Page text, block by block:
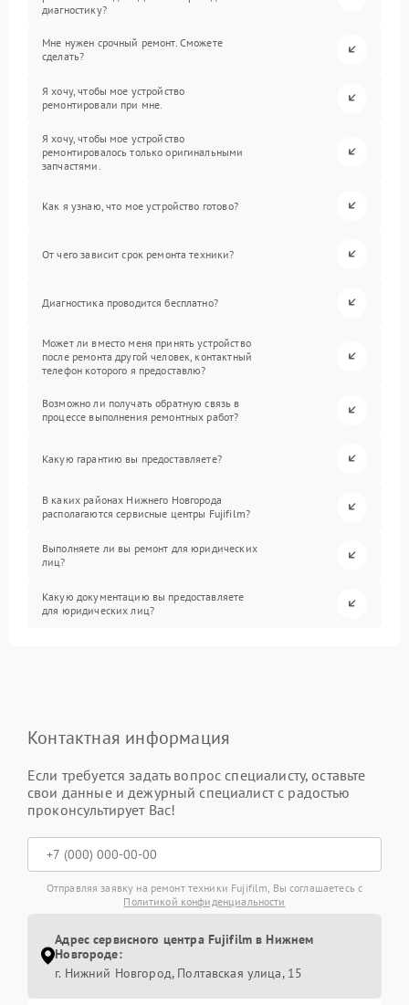
диагностику?
Мне нужен срочный ремонт. Сможете
сделать?
Я хочу, чтобы мое устройство
ремонтировали при мне.
Я хочу, чтобы мое устройство
ремонтировалось только оригинальными
запчастями.
Как я узнаю, что мое устройство готово?
От чего зависит срок ремонта техники?
Диагностика проводится бесплатно?
Может ли вместо меня принять устройство
после ремонта другой человек, контактный
телефон которого я предоставлю?
Возможно ли получать обратную связь в
процессе выполнения ремонтных работ?
Какую гарантию вы предоставляете?
В каких районах Нижнего Новгорода
располагаются сервисные центры Fujifilm?
Выполняете ли вы ремонт для юридических
лиц?
Какую документацию вы предоставляете
для юридических лиц?
Контактная информация
Если требуется задать вопрос специалисту, оставьте
свои данные и дежурный специалист с радостью
проконсультирует Вас!
Отправляя заявку на ремонт техники Fujifilm, Вы соглашаетесь с
Политикой конфиденциальности
Адрес сервисного центра Fujifilm в Нижнем
Новгороде:
г. Нижний Новгород, Полтавская улица, 15